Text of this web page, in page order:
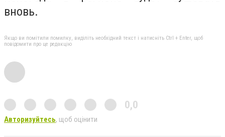
вновь.
Якщо ви помітили помилку, виділіть необхідний текст і натисніть Ctrl + Enter, щоб
повідомити про це редакцію
0,0
Авторизуйтесь, щоб оцінити